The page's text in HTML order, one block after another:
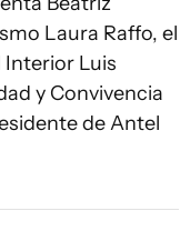
Laura Raffo, el
Luis
y Convivencia
de Antel